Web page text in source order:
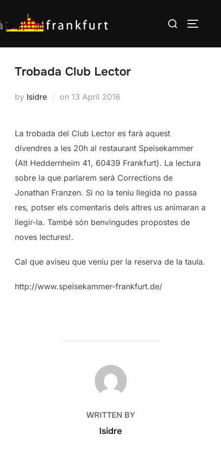
to
content
Search
Trobada Club Lector
by Isidre on Posted
13 April 2016
La trobada del Club Lector es farà aquest
divendres a les 20h al restaurant Speisekammer
(Alt Heddernheim 41, 60439 Frankfurt). La lectura
sobre la que parlarem serà Corrections de
Jonathan Franzen. Si no la teniu llegida no passa
res, potser els comentaris dels altres us animaran a
llegir-la. També són benvingudes propostes de
noves lectures!.
Cal que aviseu que veniu per la reserva de la taula.
http://www.speisekammer-frankfurt.de/
POST AUTHOR
WRITTEN BY
Isidre